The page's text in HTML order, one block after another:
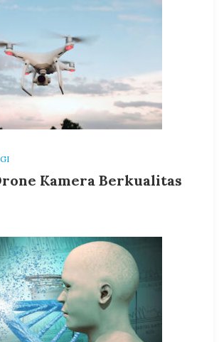
Kamera Berkualitas